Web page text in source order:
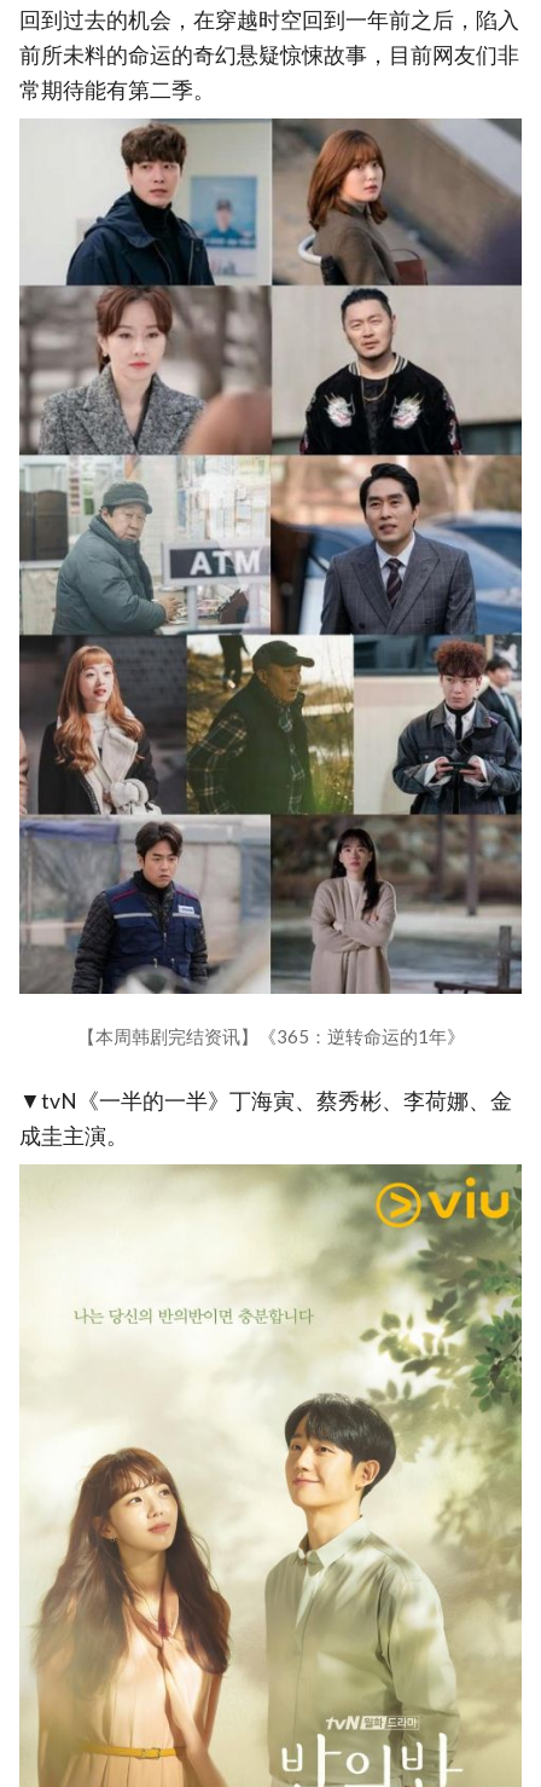
回到过去的机会，在穿越时空回到一年前之后，陷入
前所未料的命运的奇幻悬疑惊悚故事，目前网友们非
常期待能有第二季。
【本周韩剧完结资讯】《365：逆转命运的1年》
▼tvN《一半的一半》丁海寅、蔡秀彬、李荷娜、金
成圭主演。